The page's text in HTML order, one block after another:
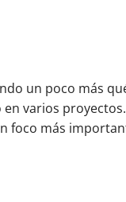
un poco más
varios
foco más